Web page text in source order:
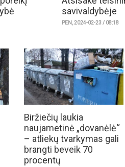
savivaldybėje
PEN, 2024-02-23 / 08:18
Biržiečių laukia
naujametinė „dovanėlė“
– atliekų tvarkymas gali
brangti beveik 70
procentų